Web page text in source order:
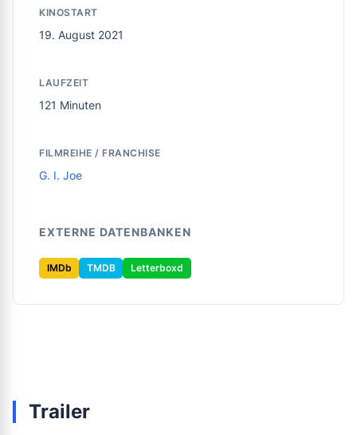
KINOSTART
19. August 2021
LAUFZEIT
121 Minuten
FILMREIHE / FRANCHISE
G. I. Joe
EXTERNE DATENBANKEN
IMDb TMDB Letterboxd
Trailer